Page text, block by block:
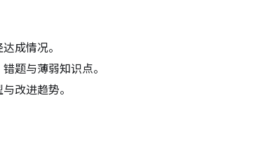
成情况。
题与薄弱知识点。
改进趋势。